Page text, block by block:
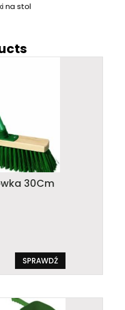
na stol
30Cm
SPRAWDŹ